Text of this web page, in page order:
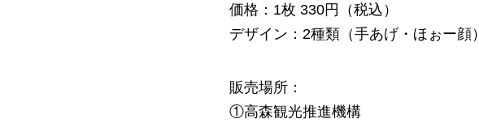
価格：1枚 330円（税込）
デザイン：2種類（手あげ・ほぉー顔）
販売場所：
①高森観光推進機構